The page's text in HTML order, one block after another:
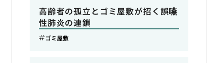
高齢者の孤立とゴミ屋敷が招く誤嚥
性肺炎の連鎖
ゴミ屋敷